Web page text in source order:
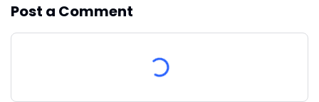
Post a Comment